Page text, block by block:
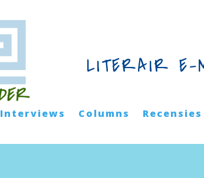
LITERAIR E-
Interviews Columns Recensies